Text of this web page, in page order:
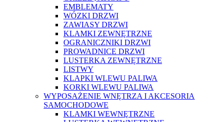
EMBLEMATY
WÓZKI DRZWI
ZAWIASY DRZWI
KLAMKI ZEWNĘTRZNE
OGRANICZNIKI DRZWI
PROWADNICE DRZWI
LUSTERKA ZEWNĘTRZNE
LISTWY
KLAPKI WLEWU PALIWA
KORKI WLEWU PALIWA
WYPOSAŻENIE WNĘTRZA I AKCESORIA
SAMOCHODOWE
KLAMKI WEWNĘTRZNE